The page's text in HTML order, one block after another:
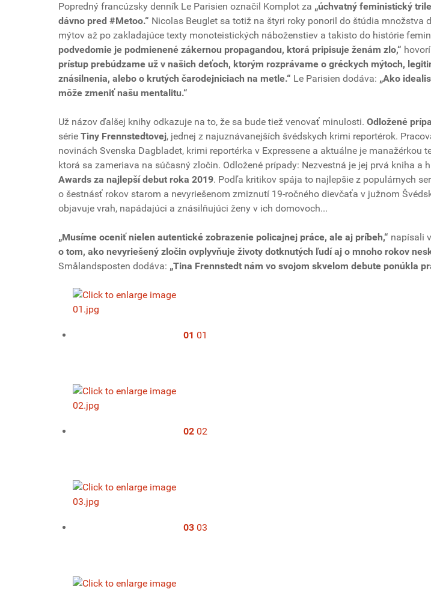
Popredný francúzsky denník Le Parisien označil Komplot za „úchvatný feministický
dávno pred #Metoo.“ Nicolas Beuglet sa totiž na štyri roky ponoril do štúdia množstva
mýtov až po zakladajúce texty monoteistických náboženstiev a takisto do histórie
podvedomie je podmienené zákernou propagandou, ktorá pripisuje ženám zlo,“
prístup prebúdzame už v našich deťoch, ktorým rozprávame o gréckych mýtoch,
znásilnenia, alebo o krutých čarodejniciach na metle.“ Le Parisien dodáva: „Ako
môže zmeniť našu mentalitu.“
Už názov ďalšej knihy odkazuje na to, že sa bude tiež venovať minulosti. Odložené
série Tiny Frennstedtovej, jednej z najuznávanejších švédskych krimi reportérok.
novinách Svenska Dagbladet, krimi reportérka v Expressene a aktuálne je manažérkou
ktorá sa zameriava na súčasný zločin. Odložené prípady: Nezvestná je jej prvá kniha a
Awards za najlepší debut roka 2019. Podľa kritikov spája to najlepšie z populárnych
o šestnásť rokov starom a nevyriešenom zmiznutí 19-ročného dievčaťa v južnom
objavuje vrah, napádajúci a znásilňujúci ženy v ich domovoch...
„Musíme oceniť nielen autentické zobrazenie policajnej práce, ale aj príbeh,“ napísali
o tom, ako nevyriešený zločin ovplyvňuje životy dotknutých ľudí aj o mnoho rokov
Smålandsposten dodáva: „Tina Frennstedt nám vo svojom skvelom debute ponúkla
01 01
02 02
03 03